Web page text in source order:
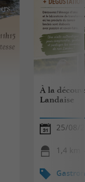
À la
Landaise
25/08/
1,4 km